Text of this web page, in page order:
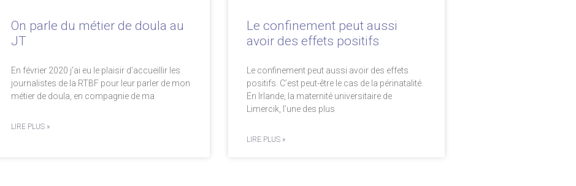
On parle du métier de doula au
JT
En février 2020 j’ai eu le plaisir d’accueillir les
journalistes de la RTBF pour leur parler de mon
métier de doula, en compagnie de ma
LIRE PLUS »
Le confinement peut aussi
avoir des effets positifs
Le confinement peut aussi avoir des effets
positifs. C’est peut-être le cas de la périnatalité.
En Irlande, la maternité universitaire de
Limercik, l’une des plus
LIRE PLUS »